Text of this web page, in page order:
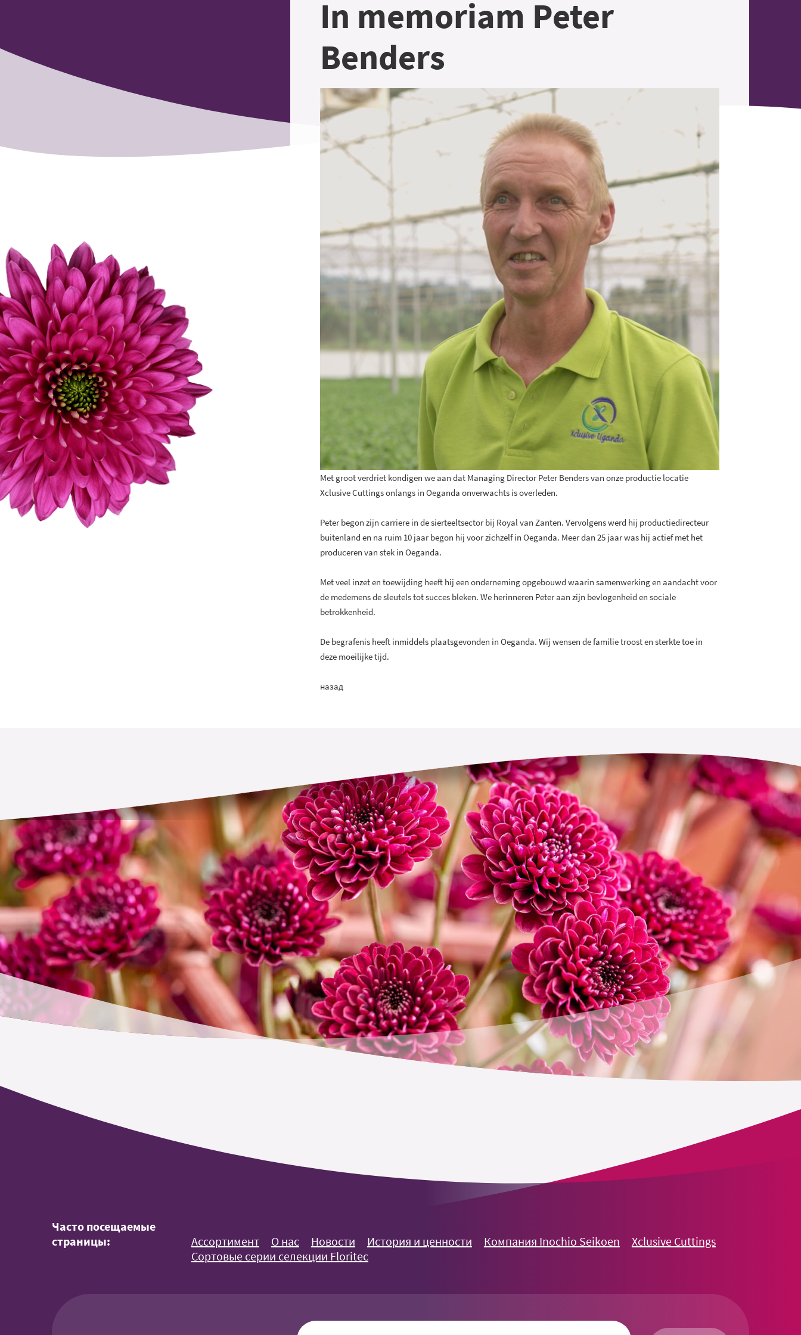
In memoriam Peter
Benders
Met groot verdriet kondigen we aan dat Managing Director Peter Benders van onze productie locatie
Xclusive Cuttings onlangs in Oeganda onverwachts is overleden.
Peter begon zijn carriere in de sierteeltsector bij Royal van Zanten. Vervolgens werd hij productiedirecteur
buitenland en na ruim 10 jaar begon hij voor zichzelf in Oeganda. Meer dan 25 jaar was hij actief met het
produceren van stek in Oeganda.
Met veel inzet en toewijding heeft hij een onderneming opgebouwd waarin samenwerking en aandacht voor
de medemens de sleutels tot succes bleken. We herinneren Peter aan zijn bevlogenheid en sociale
betrokkenheid.
De begrafenis heeft inmiddels plaatsgevonden in Oeganda. Wij wensen de familie troost en sterkte toe in
deze moeilijke tijd.
назад
Часто посещаемые
страницы:
Ассортимент О нас Новости История и ценности Компания Inochio Seikoen
Xclusive Cuttings
Сортовые серии селекции Floritec